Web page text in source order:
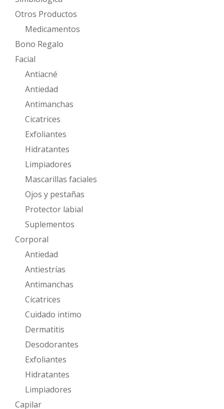
Otros Productos
Medicamentos
Bono Regalo
Facial
Antiacné
Antiedad
Antimanchas
Cicatrices
Exfoliantes
Hidratantes
Limpiadores
Mascarillas faciales
Ojos y pestañas
Protector labial
Suplementos
Corporal
Antiedad
Antiestrías
Antimanchas
Cicatrices
Cuidado intimo
Dermatitis
Desodorantes
Exfoliantes
Hidratantes
Limpiadores
Capilar